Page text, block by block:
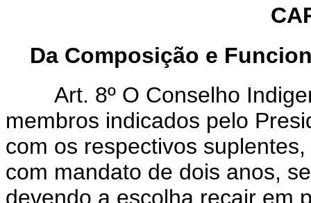
Da Composição e
Art. 8º O Conselho
membros indicados pelo
com os respectivos
com mandato de dois anos,
devendo a escolha recair em